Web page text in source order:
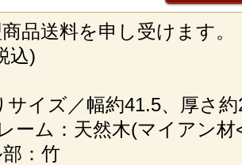
品送料を申し受けます。
込)
サイズ／幅約41.5、厚さ
ーム：天然木(マイアン
：竹